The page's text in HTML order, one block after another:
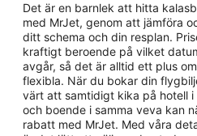
Det är en barnlek att hitta
med MrJet, genom att jämföra
ditt schema och din resplan.
kraftigt beroende på vilket
avgår, så det är alltid ett plus
flexibla. När du bokar din
värt att samtidigt kika på hotell
och boende i samma veva kan
rabatt med MrJet. Med våra